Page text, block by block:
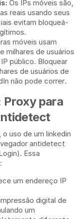
Os IPs móveis são,
reais usando seus
evitam bloqueá-
móveis usam
milhares de usuários
público. Bloquear
de usuários de
não pode correr.
Proxy para
uso de um linkedin
antidetect
Essa
um endereço IP
digital de
um